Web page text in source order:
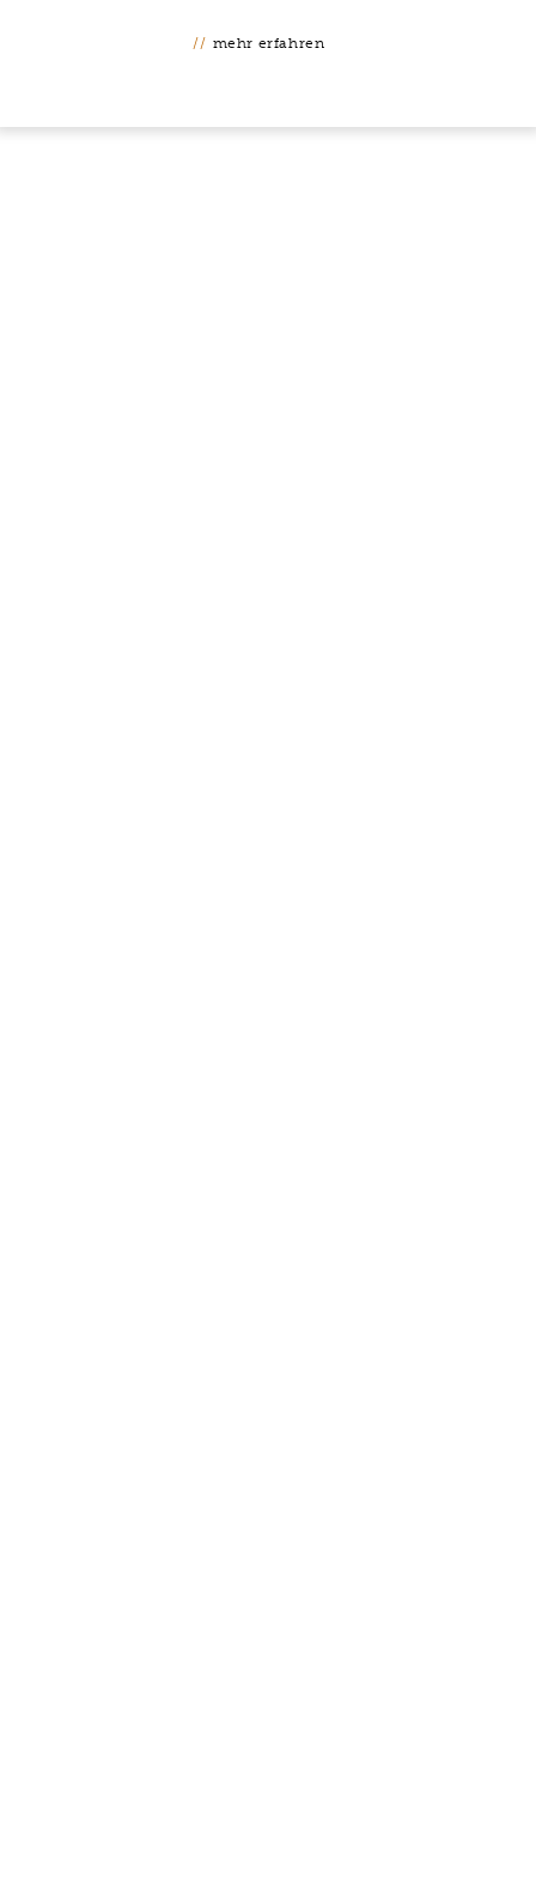
mehr erfahren